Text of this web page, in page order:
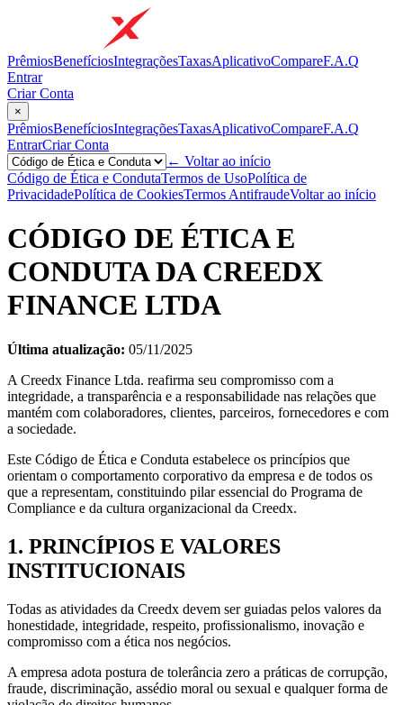
PrêmiosBenefíciosIntegraçõesTaxasAplicativoCompareF.A.Q
Entrar
Criar Conta
×
PrêmiosBenefíciosIntegraçõesTaxasAplicativoCompareF.A.Q
EntrarCriar Conta
← Voltar ao início
Código de Ética e CondutaTermos de UsoPolítica de
PrivacidadePolítica de CookiesTermos AntifraudeVoltar ao início
CÓDIGO DE ÉTICA E
CONDUTA DA CREEDX
FINANCE LTDA
Última atualização: 05/11/2025
A Creedx Finance Ltda. reafirma seu compromisso com a
integridade, a transparência e a responsabilidade nas relações que
mantém com colaboradores, clientes, parceiros, fornecedores e com
a sociedade.
Este Código de Ética e Conduta estabelece os princípios que
orientam o comportamento corporativo da empresa e de todos os
que a representam, constituindo pilar essencial do Programa de
Compliance e da cultura organizacional da Creedx.
1. PRINCÍPIOS E VALORES
INSTITUCIONAIS
Todas as atividades da Creedx devem ser guiadas pelos valores da
honestidade, integridade, respeito, profissionalismo, inovação e
compromisso com a ética nos negócios.
A empresa adota postura de tolerância zero a práticas de corrupção,
fraude, discriminação, assédio moral ou sexual e qualquer forma de